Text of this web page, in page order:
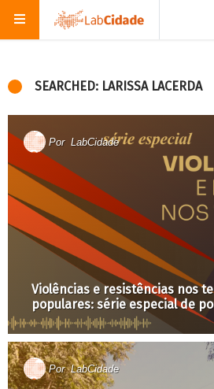
SEARCHED: LARISSA LACERDA
Por LabCidade
Violências e resistências nos
populares: série especial de
PorLabCidade